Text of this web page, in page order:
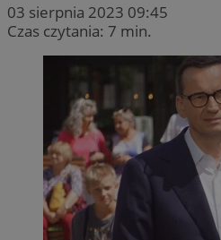
03 sierpnia 2023 09:45
Czas czytania: 7 min.